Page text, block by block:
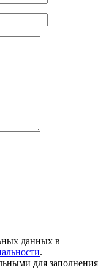
данных в
.
для заполнения